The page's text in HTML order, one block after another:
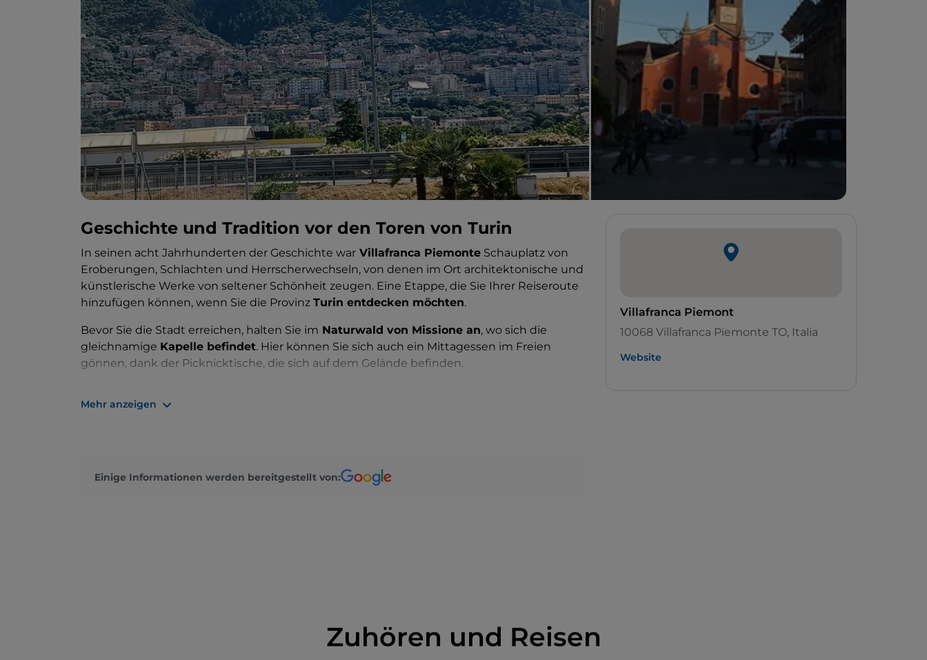
Geschichte und Tradition vor den Toren von Turin
In seinen acht Jahrhunderten der Geschichte war Villafranca Piemonte Schauplatz von
Eroberungen, Schlachten und Herrscherwechseln, von denen im Ort architektonische und
künstlerische Werke von seltener Schönheit zeugen. Eine Etappe, die Sie Ihrer Reiseroute
hinzufügen können, wenn Sie die Provinz Turin entdecken möchten.
Bevor Sie die Stadt erreichen, halten Sie im Naturwald von Missione an, wo sich die
gleichnamige Kapelle befindet. Hier können Sie sich auch ein Mittagessen im Freien
gönnen, dank der Picknicktische, die sich auf dem Gelände befinden.
bewundern: dieKirche der Beata Vergine delle Grazie
Verpassen Sie nicht die Feste und Messen, die das Dorf beleben. Die
dieSagra dei Pescatori, dieSagra della Porchettaund die
Mehr anzeigen
Einige Informationen werden bereitgestellt von:
Villafranca Piemont
10068 Villafranca Piemonte TO, Italia
Website
Zuhören und Reisen